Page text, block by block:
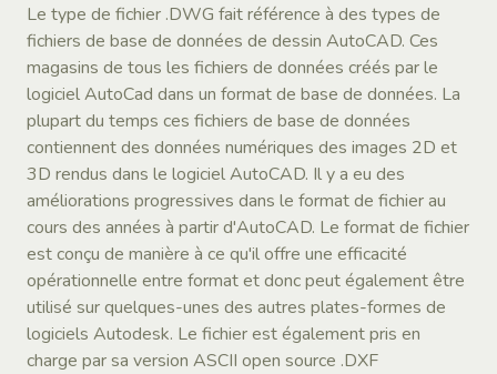
Le type de fichier .DWG fait référence à des types de
fichiers de base de données de dessin AutoCAD. Ces
magasins de tous les fichiers de données créés par le
logiciel AutoCad dans un format de base de données. La
plupart du temps ces fichiers de base de données
contiennent des données numériques des images 2D et
3D rendus dans le logiciel AutoCAD. Il y a eu des
améliorations progressives dans le format de fichier au
cours des années à partir d'AutoCAD. Le format de fichier
est conçu de manière à ce qu'il offre une efficacité
opérationnelle entre format et donc peut également être
utilisé sur quelques-unes des autres plates-formes de
logiciels Autodesk. Le fichier est également pris en
charge par sa version ASCII open source .DXF